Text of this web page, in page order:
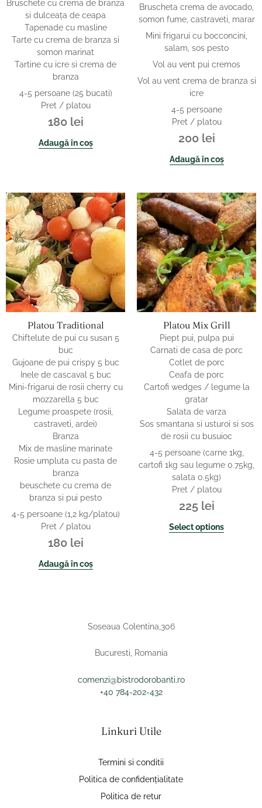
Bruschete cu crema de branza
si dulceaţa de ceapa
Tapenade cu masline
Tarte cu crema de branza si
somon marinat
Tartine cu icre si crema de
branza
4-5 persoane (25 bucati)
Pret / platou
180 lei
Adaugă în coș
Bruscheta crema de avocado,
somon fume, castraveti, marar
Mini frigarui cu bocconcini,
salam, sos pesto
Vol au vent pui cremos
Vol au vent crema de branza si
icre
4-5 persoane
Pret / platou
200 lei
Adaugă în coș
Platou Traditional
Chiftelute de pui cu susan 5
buc
Gujoane de pui crispy 5 buc
Inele de cascaval 5 buc
Mini-frigarui de rosii cherry cu
mozzarella 5 buc
Legume proaspete (rosii,
castraveti, ardei)
Branza
Mix de masline marinate
Rosie umpluta cu pasta de
branza
beuschete cu crema de
branza si pui pesto
4-5 persoane (1,2 kg/platou)
Pret / platou
180 lei
Adaugă în coș
Platou Mix Grill
Piept pui, pulpa pui
Carnati de casa de porc
Cotlet de porc
Ceafa de porc
Cartofi wedges / legume la
gratar
Salata de varza
Sos smantana si usturoi si sos
de rosii cu busuioc
4-5 persoane (carne 1kg,
cartofi 1kg sau legume 0.75kg,
salata 0.5kg)
Pret / platou
225 lei
Select options
Soseaua Colentina,306
Bucuresti, Romania
comenzi@bistrodorobanti.ro
+40 784-202-432
Linkuri Utile
Termini si conditii
Politica de confidențialitate
Politica de retur